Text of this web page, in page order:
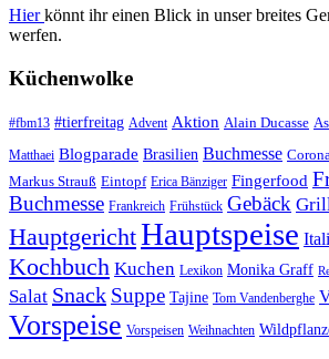
Hierkönnt ihr einen Blick in unser breites
werfen.
Küchenwolke
#fbm13 #tierfreitag Advent Aktion Alain Ducasse
Matthaei Blogparade Brasilien Buchmesse Corona
Markus Strauß Eintopf Erica Bänziger Fingerfood
Buchmesse Frankreich Frühstück Gebäck
HauptgerichtHauptspeise
Kochbuch Kuchen Lexikon Monika Graff
Salat Snack Suppe Tajine Tom Vandenberghe
Vorspeise Vorspeisen Weihnachten